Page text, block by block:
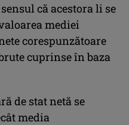
că acestora li se
mediei
corespunzătoare
cuprinse în baza
de stat netă se
media